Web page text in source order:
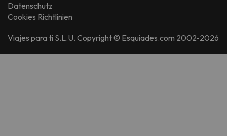
Datenschutz
Cookies Richtlinien
Viajes para ti S.L.U. Copyright © Esquiades.com 2002-2026